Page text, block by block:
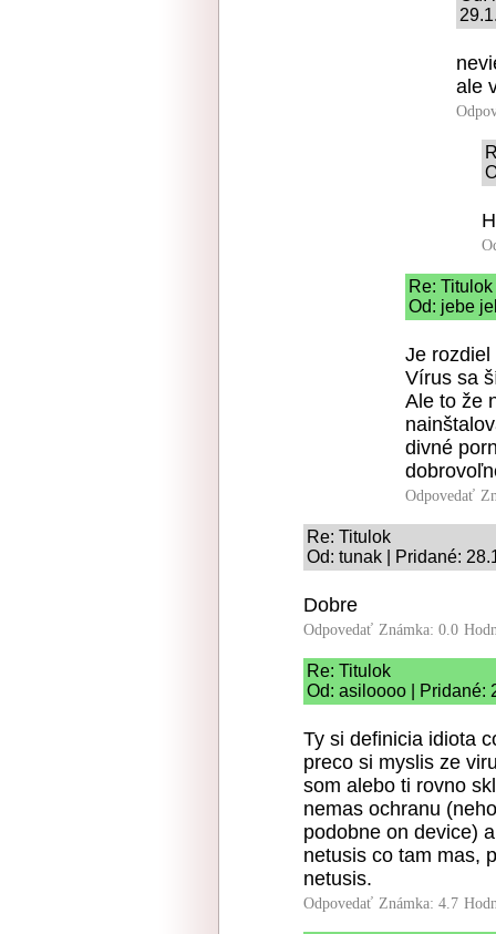
ale
Re: Titulok
Od: jebe
Je
Vírus sa
Ale to že
divné
Odpovedať
Re: Titulok
Od: tunak | Pridané:
Dobre
Odpovedať Známka: 0.0
Re: Titulok
Od: asiloooo | Pridané:
Ty si definicia idiota
preco si myslis ze
som alebo ti rovno
nemas ochranu
podobne on device)
netusis co tam mas,
netusis.
Odpovedať Známka: 4.7